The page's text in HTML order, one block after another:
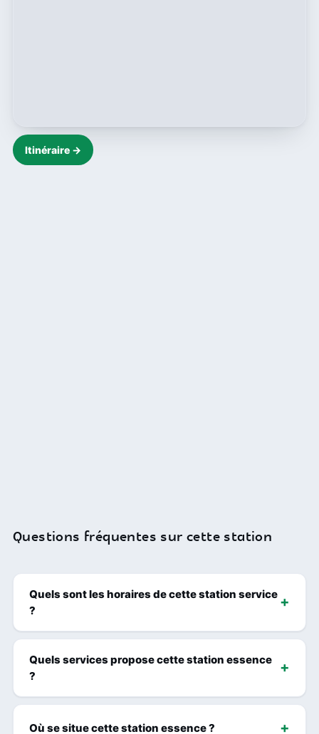
Itinéraire →
Questions fréquentes sur cette station
Quels sont les horaires de cette station service
?
Quels services propose cette station essence
?
Où se situe cette station essence ?